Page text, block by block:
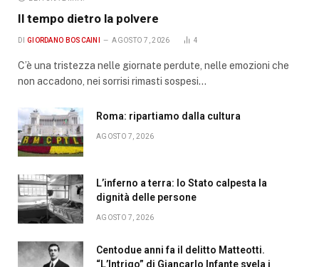
Il tempo dietro la polvere
DI GIORDANO BOSCAINI AGOSTO 7, 2026 4
C’è una tristezza nelle giornate perdute, nelle emozioni che
non accadono, nei sorrisi rimasti sospesi…
Roma: ripartiamo dalla cultura
AGOSTO 7, 2026
L’inferno a terra: lo Stato calpesta la
dignità delle persone
AGOSTO 7, 2026
Centodue anni fa il delitto Matteotti.
“L’Intrigo” di Giancarlo Infante svela i